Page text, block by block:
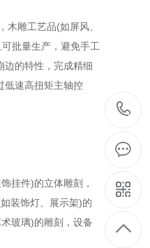
雕工艺品(如屏风、
批量生产，避免手工
边的特性，完成精细
低速高扭矩主轴控
挂件)的立体雕刻，
装饰灯、展示架)的
玻璃)的雕刻，设备